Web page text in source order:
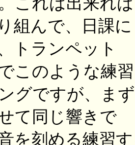
組んで、日課
トランペット
このような練
グですが、ま
て同じ響きで
を刻める練習